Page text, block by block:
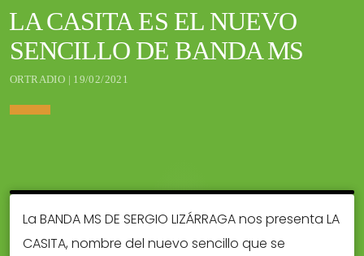
LA CASITA ES EL NUEVO
SENCILLO DE BANDA MS
ORTRADIO | 19/02/2021
La BANDA MS DE SERGIO LIZÁRRAGA nos presenta LA
CASITA, nombre del nuevo sencillo que se